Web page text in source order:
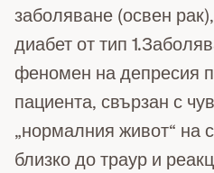
заболяване (освен
диабет от тип
феномен на депресия
пациента, свързан с
„нормалния живот“ на
близко до траур и